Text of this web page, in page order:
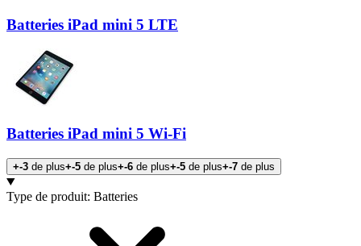
Batteries iPad mini 5 LTE
Batteries iPad mini 5 Wi-Fi
+-3 de plus+-5 de plus+-6 de plus+-5 de plus+-7 de plus
Produits
Type de produit: Batteries